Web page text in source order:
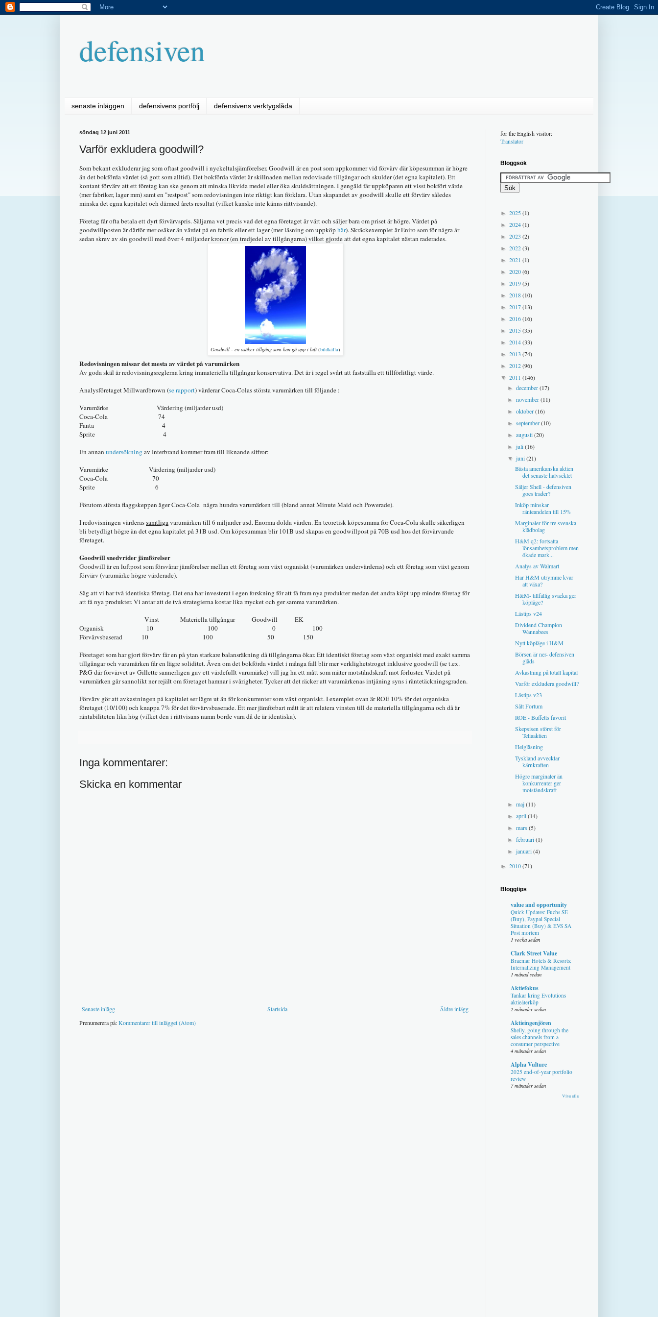
defensiven
senaste inläggen defensivens portfölj defensivens verktygslåda
söndag 12 juni 2011
Varför exkludera goodwill?
Som bekant exkluderar jag som oftast goodwill i nyckeltalsjämförelser. Goodwill är en post som uppkommer vid förvärv där köpesumman är högre
än det bokförda värdet (så gott som alltid). Det bokförda värdet är skillnaden mellan redovisade tillgångar och skulder (det egna kapitalet). Ett
kontant förvärv att ett företag kan ske genom att minska likvida medel eller öka skuldsättningen. I gengäld får uppköparen ett visst bokfört värde
(mer fabriker, lager mm) samt en "restpost" som redovisningen inte riktigt kan förklara. Utan skapandet av goodwill skulle ett förvärv således
minska det egna kapitalet och därmed årets resultat (vilket kanske inte känns rättvisande).
Företag får ofta betala ett dyrt förvärvspris. Säljarna vet precis vad det egna företaget är värt och säljer bara om priset är högre. Värdet på
goodwillposten är därför mer osäker än värdet på en fabrik eller ett lager (mer läsning om uppköphär). Skräckexemplet är Eniro som för några år
sedan skrev av sin goodwill med över 4 miljarder kronor (en tredjedel av tillgångarna) vilket gjorde att det egna kapitalet nästan raderades.
Goodwill - en osäker tillgång som kan gå upp i luft (bildkälla)
Redovisningen missar det mesta av värdet på varumärken
Av goda skäl är redovisningsreglerna kring immateriella tillgångar konservativa. Det är i regel svårt att fastställa ett tillförlitligt värde.
Analysföretaget Millwardbrown (se rapport) värderar Coca-Colas största varumärken till följande :
Varumärke Värdering (miljarder usd)
Coca-Cola 74
Fanta 4
Sprite 4
En annan undersökning av Interbrand kommer fram till liknande siffror:
Varumärke Värdering (miljarder usd)
Coca-Cola 70
Sprite 6
Förutom största flaggskeppen äger Coca-Cola några hundra varumärken till (bland annat Minute Maid och Powerade).
I redovisningen värderassamtligavarumärken till 6 miljarder usd. Enorma dolda värden. En teoretisk köpesumma för Coca-Cola skulle säkerligen
bli betydligt högre än det egna kapitalet på 31B usd. Om köpesumman blir 101B usd skapas en goodwillpost på 70B usd hos det förvärvande
företaget.
Goodwill snedvrider jämförelser
Goodwill är en luftpost som försvårar jämförelser mellan ett företag som växt organiskt (varumärken undervärderas) och ett företag som växt genom
förvärv (varumärke högre värderade).
Säg att vi har två identiska företag. Det ena har investerat i egen forskning för att få fram nya produkter medan det andra köpt upp mindre företag för
att få nya produkter. Vi antar att de två strategierna kostar lika mycket och ger samma varumärken.
Vinst Materiella tillgångar Goodwill EK
Organisk 10 100 0 100
Förvärvsbaserad 10 100 50 150
Företaget som har gjort förvärv får en på ytan starkare balansräkning då tillgångarna ökar. Ett identiskt företag som växt organiskt med exakt samma
tillgångar och varumärken får en lägre soliditet. Även om det bokförda värdet i många fall blir mer verklighetstroget inklusive goodwill (se t.ex.
P&G där förvärvet av Gillette sannerligen gav ett värdefullt varumärke) vill jag ha ett mått som mäter motståndskraft mot förluster. Värdet på
varumärken går sannolikt ner rejält om företaget hamnar i svårigheter. Tycker att det räcker att varumärkenas intjäning syns i räntetäckningsgraden.
Förvärv gör att avkastningen på kapitalet ser lägre ut än för konkurrenter som växt organiskt. I exemplet ovan är ROE 10% för det organiska
företaget (10/100) och knappa 7% för det förvärvsbaserade. Ett mer jämförbart mått är att relatera vinsten till de materiella tillgångarna och då är
räntabiliteten lika hög (vilket den i rättvisans namn borde vara då de är identiska).
Inga kommentarer:
Skicka en kommentar
Senaste inlägg Äldre inlägg
Startsida
Prenumerera på:Kommentarer till inlägget (Atom)
for the English visitor:
Translator
Bloggsök
► 2025(1)
► 2024(1)
► 2023 (2)
► 2022(3)
► 2021 (1)
► 2020(6)
► 2019(5)
► 2018(10)
► 2017(13)
► 2016(16)
► 2015(35)
► 2014(33)
► 2013 (74)
► 2012(96)
▼ 2011 (146)
►december(17)
►november(11)
►oktober(16)
►september(10)
►augusti(20)
►juli(16)
▼juni(21)
Bästa amerikanska aktien
det senaste halvseklet
Säljer Shell - defensiven
goes trader?
Inköp minskar
ränteandelen till 15%
Marginaler för tre svenska
klädbolag
H&M q2: fortsatta
lönsamhetsproblem men
ökade mark...
Analys av Walmart
Har H&M utrymme kvar
att växa?
H&M- tillfällig svacka ger
köpläge?
Lästips v24
Dividend Champion
Wannabees
Nytt köpläge i H&M
Börsen är ner- defensiven
gläds
Avkastning på totalt kapital
Varför exkludera goodwill?
Lästips v23
Sålt Fortum
ROE - Buffetts favorit
Skepsisen störst för
Teliaaktien
Helgläsning
Tyskland avvecklar
kärnkraften
Högre marginaler än
konkurrenter ger
motståndskraft
►maj(11)
►april(14)
►mars(5)
►februari(1)
►januari(4)
► 2010(71)
Bloggtips
value and opportunity
Quick Updates: Fuchs SE
(Buy), Paypal Special
Situation (Buy) & EVS SA
Post mortem
1 vecka sedan
Clark Street Value
Braemar Hotels & Resorts:
Internalizing Management
1 månad sedan
Aktiefokus
Tankar kring Evolutions
aktieåterköp
2 månader sedan
Aktieingenjören
Shelly, going through the
sales channels from a
consumer perspective
4 månader sedan
Alpha Vulture
2025 end-of-year portfolio
review
7 månader sedan
Visa alla